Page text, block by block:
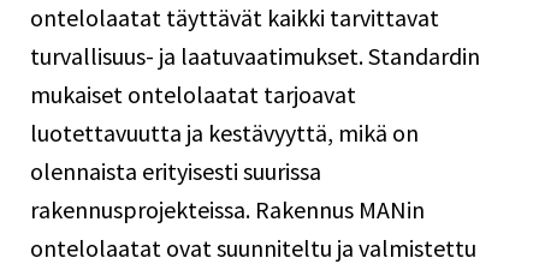
ontelolaatat täyttävät kaikki tarvittavat
turvallisuus- ja laatuvaatimukset. Standardin
mukaiset ontelolaatat tarjoavat
luotettavuutta ja kestävyyttä, mikä on
olennaista erityisesti suurissa
rakennusprojekteissa. Rakennus MANin
ontelolaatat ovat suunniteltu ja valmistettu